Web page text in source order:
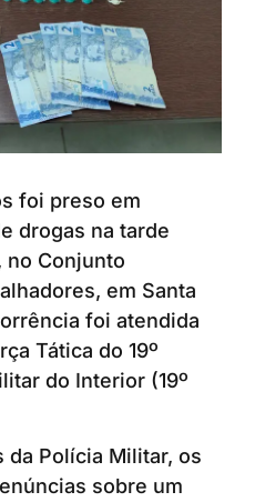
foi preso em
drogas na tarde
Conjunto
em Santa
foi atendida
Tática do 19º
do Interior (19º
da Polícia Militar, os
sobre um